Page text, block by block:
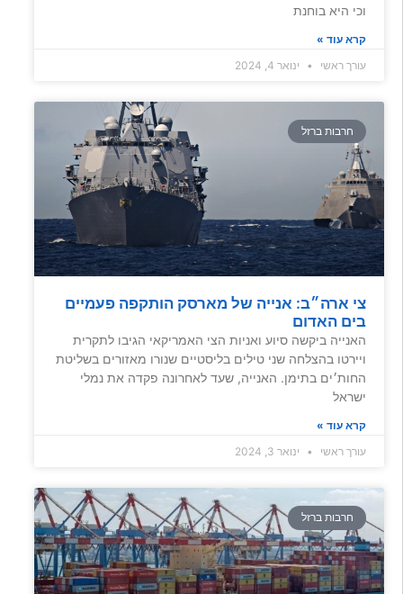
וכי היא בוחנת
קרא עוד »
עורך ראשי
ינואר 4, 2024
חרבות ברזל
צי ארה״ב: אנייה של מארסק הותקפה פעמיים
בים האדום
האנייה ביקשה סיוע ואניות הצי האמריקאי הגיבו לתקרית
ויירטו בהצלחה שני טילים בליסטיים שנורו מאזורים בשליטת
החות׳ים בתימן. האנייה, שעד לאחרונה פקדה את נמלי
ישראל
קרא עוד »
עורך ראשי
ינואר 3, 2024
חרבות ברזל